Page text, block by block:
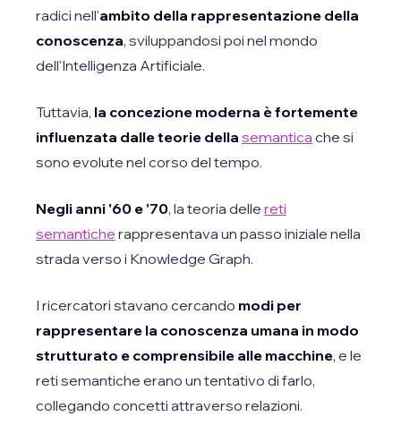
radici nell'ambito della rappresentazione della
conoscenza, sviluppandosi poi nel mondo
dell'Intelligenza Artificiale.
Tuttavia, la concezione moderna è fortemente
influenzata dalle teorie della semantica che si
sono evolute nel corso del tempo.
Negli anni '60 e '70, la teoria delle reti
semantiche rappresentava un passo iniziale nella
strada verso i Knowledge Graph.
I ricercatori stavano cercando modi per
rappresentare la conoscenza umana in modo
strutturato e comprensibile alle macchine, e le
reti semantiche erano un tentativo di farlo,
collegando concetti attraverso relazioni.